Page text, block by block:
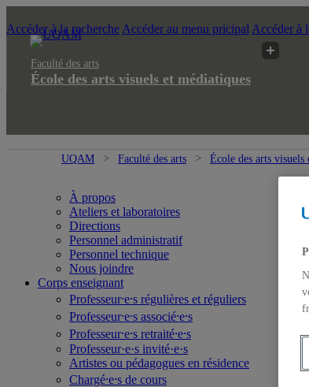
Accéder à la recherche Accéder au menu pricipal Accéder à
Faculté des arts
École des arts visuels et médiatiques
UQAM Faculté des arts École des arts visuels
À propos
Ateliers et laboratoires
Directions
Personnel administratif
Personnel technique
Nous joindre
Corps enseignant
Professeur⸱e⸱s régulières et réguliers
Professeur⸱e⸱s associé⸱e⸱s
Professeur⸱e⸱s retraité⸱e⸱s
Professeur·e·s invité·e·s
Artistes ou pédagogues en résidence
Chargé⸱e⸱s de cours